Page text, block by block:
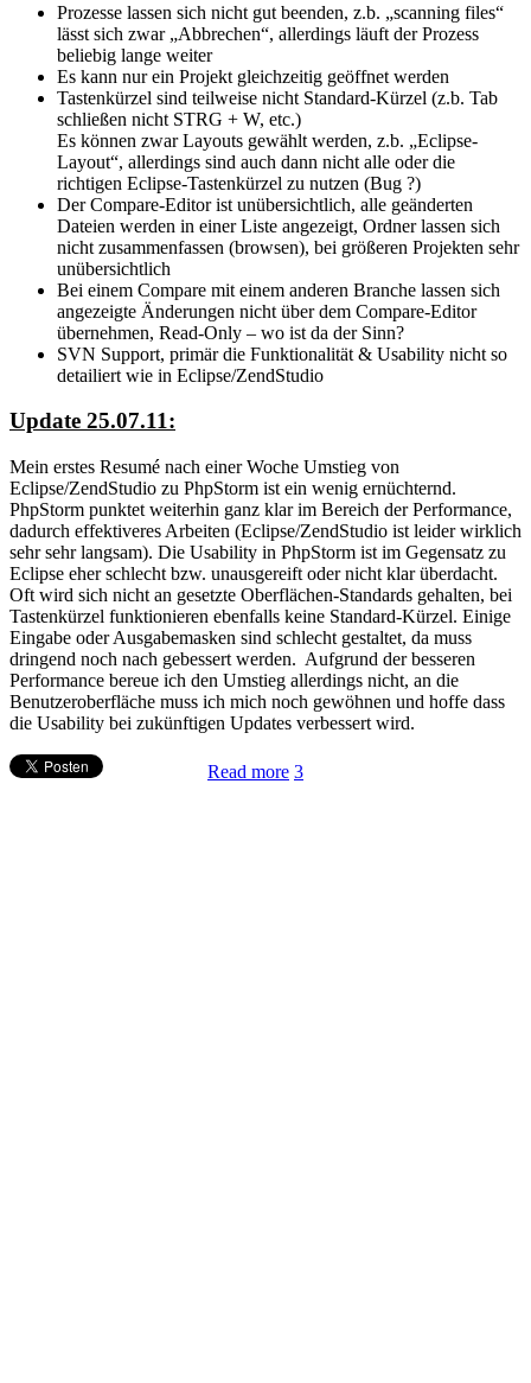
Prozesse lassen sich nicht gut beenden, z.b. „scanning files“
lässt sich zwar „Abbrechen“, allerdings läuft der Prozess
beliebig lange weiter
Es kann nur ein Projekt gleichzeitig geöffnet werden
Tastenkürzel sind teilweise nicht Standard-Kürzel (z.b. Tab
schließen nicht STRG + W, etc.)
Es können zwar Layouts gewählt werden, z.b. „Eclipse-
Layout“, allerdings sind auch dann nicht alle oder die
richtigen Eclipse-Tastenkürzel zu nutzen (Bug ?)
Der Compare-Editor ist unübersichtlich, alle geänderten
Dateien werden in einer Liste angezeigt, Ordner lassen sich
nicht zusammenfassen (browsen), bei größeren Projekten sehr
unübersichtlich
Bei einem Compare mit einem anderen Branche lassen sich
angezeigte Änderungen nicht über dem Compare-Editor
übernehmen, Read-Only – wo ist da der Sinn?
SVN Support, primär die Funktionalität & Usability nicht so
detailiert wie in Eclipse/ZendStudio
Update 25.07.11:
Mein erstes Resumé nach einer Woche Umstieg von
Eclipse/ZendStudio zu PhpStorm ist ein wenig ernüchternd.
PhpStorm punktet weiterhin ganz klar im Bereich der Performance,
dadurch effektiveres Arbeiten (Eclipse/ZendStudio ist leider wirklich
sehr sehr langsam). Die Usability in PhpStorm ist im Gegensatz zu
Eclipse eher schlecht bzw. unausgereift oder nicht klar überdacht.
Oft wird sich nicht an gesetzte Oberflächen-Standards gehalten, bei
Tastenkürzel funktionieren ebenfalls keine Standard-Kürzel. Einige
Eingabe oder Ausgabemasken sind schlecht gestaltet, da muss
dringend noch nach gebessert werden. Aufgrund der besseren
Performance bereue ich den Umstieg allerdings nicht, an die
Benutzeroberfläche muss ich mich noch gewöhnen und hoffe dass
die Usability bei zukünftigen Updates verbessert wird.
Read more 3